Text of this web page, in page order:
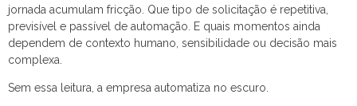
jornada acumulam fricção. Que tipo de solicitação é repetitiva,
previsível e passível de automação. E quais momentos ainda
dependem de contexto humano, sensibilidade ou decisão mais
complexa.
Sem essa leitura, a empresa automatiza no escuro.